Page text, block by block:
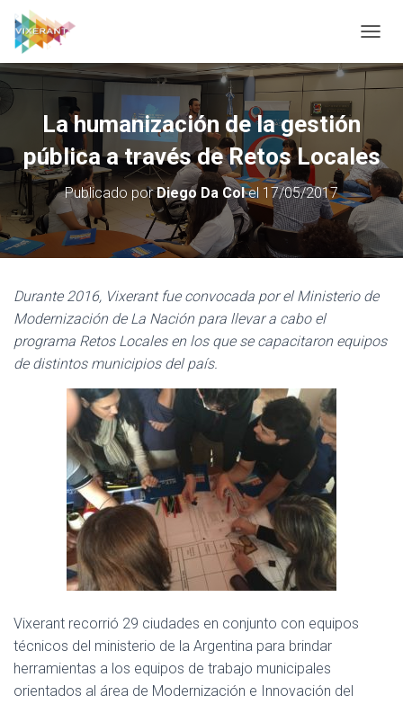
La humanización de la gestión
pública a través de Retos Locales
Publicado porDiego Da Colel 17/05/2017
Durante 2016, Vixerant fue convocada por el Ministerio de
Modernización de La Nación para llevar a cabo el
programa Retos Locales en los que se capacitaron equipos
de distintos municipios del país.
Vixerant recorrió 29 ciudades en conjunto con equipos
técnicos del ministerio de la Argentina para brindar
herramientas a los equipos de trabajo municipales
orientados al área de Modernización e Innovación del